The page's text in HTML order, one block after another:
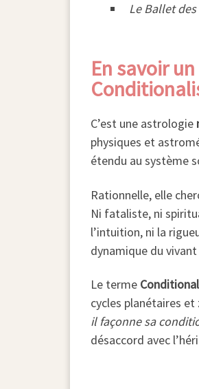
Le Ballet
En savoir
C’est une astrologie
physiques et
étendu au système
Rationnelle, elle
Ni fataliste, ni
l’intuition, ni la
dynamique du
Le terme
cycles planétaires et
il façonne sa
désaccord avec